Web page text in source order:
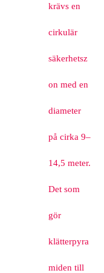
krävs en
cirkulär
säkerhetsz
on med en
diameter
på cirka 9–
14,5 meter.
Det som
gör
klätterpyra
miden till